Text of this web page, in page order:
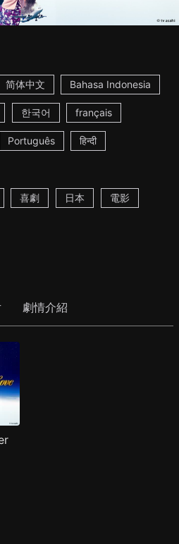
简体中文 Bahasa Indonesia
한국어 français
Português हिन्दी
喜劇 日本 電影
劇情介紹